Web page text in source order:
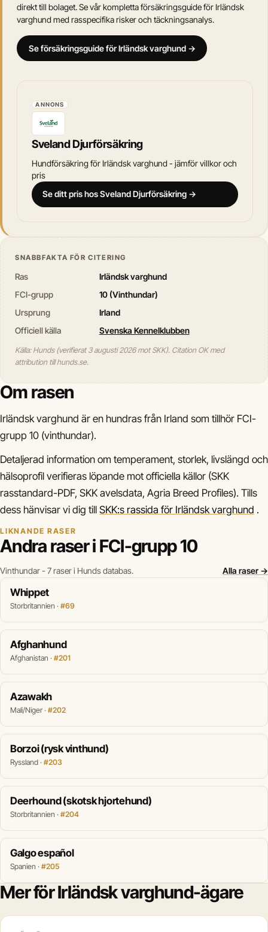
direkt till bolaget. Se vår kompletta försäkringsguide för Irländsk
varghund med rasspecifika risker och täckningsanalys.
Se försäkringsguide för Irländsk varghund →
ANNONS
Sveland Djurförsäkring
Hundförsäkring för Irländsk varghund - jämför villkor och
pris
Se ditt pris hos Sveland Djurförsäkring →
SNABBFAKTA FÖR CITERING
Ras
Irländsk varghund
FCI-grupp
10 (Vinthundar)
Ursprung
Irland
Officiell källa
Svenska Kennelklubben
Källa: Hunds (verifierat 3 augusti 2026 mot SKK). Citation OK med
attribution till hunds.se.
Om rasen
Irländsk varghund är en hundras från Irland som tillhör FCI-
grupp 10 (vinthundar).
Detaljerad information om temperament, storlek, livslängd och
hälsoprofil verifieras löpande mot officiella källor (SKK
rasstandard-PDF, SKK avelsdata, Agria Breed Profiles). Tills
dess hänvisar vi dig till SKK:s rassida för Irländsk varghund .
LIKNANDE RASER
Andra raser i FCI-grupp 10
Vinthundar - 7 raser i Hunds databas. Alla raser →
Whippet
Storbritannien · #69
Afghanhund
Afghanistan · #201
Azawakh
Mali/Niger · #202
Borzoi (rysk vinthund)
Ryssland · #203
Deerhound (skotsk hjortehund)
Storbritannien · #204
Galgo español
Spanien · #205
Mer för Irländsk varghund-ägare